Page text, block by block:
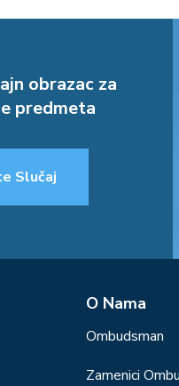
obrazac za
predmeta
Slučaj
О Nama
Ombudsman
Zamenici